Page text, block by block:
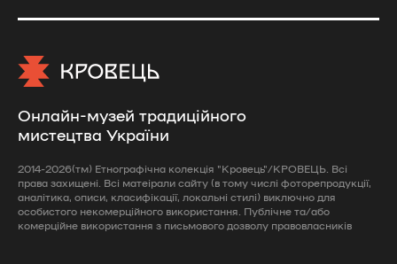
Онлайн-музей традиційного
мистецтва України
2014-2026(тм) Етнографічна колекція "Кровець"/КРОВЕЦЬ. Всі
права захищені. Всі матеірали сайту (в тому числі фоторепродукції,
аналітика, описи, класифікації, локальні стилі) виключно для
особистого некомерційного використання. Публічне та/або
комерційне використання з письмового дозволу правовласників